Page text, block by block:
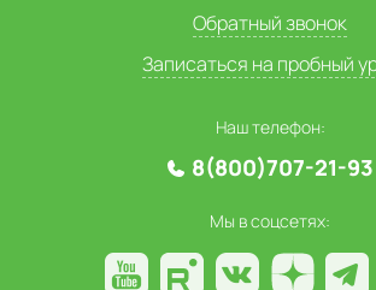
Обратный звонок
Записаться на пробный
Наш телефон:
8(800)707-21-93
Мы в соцсетях: